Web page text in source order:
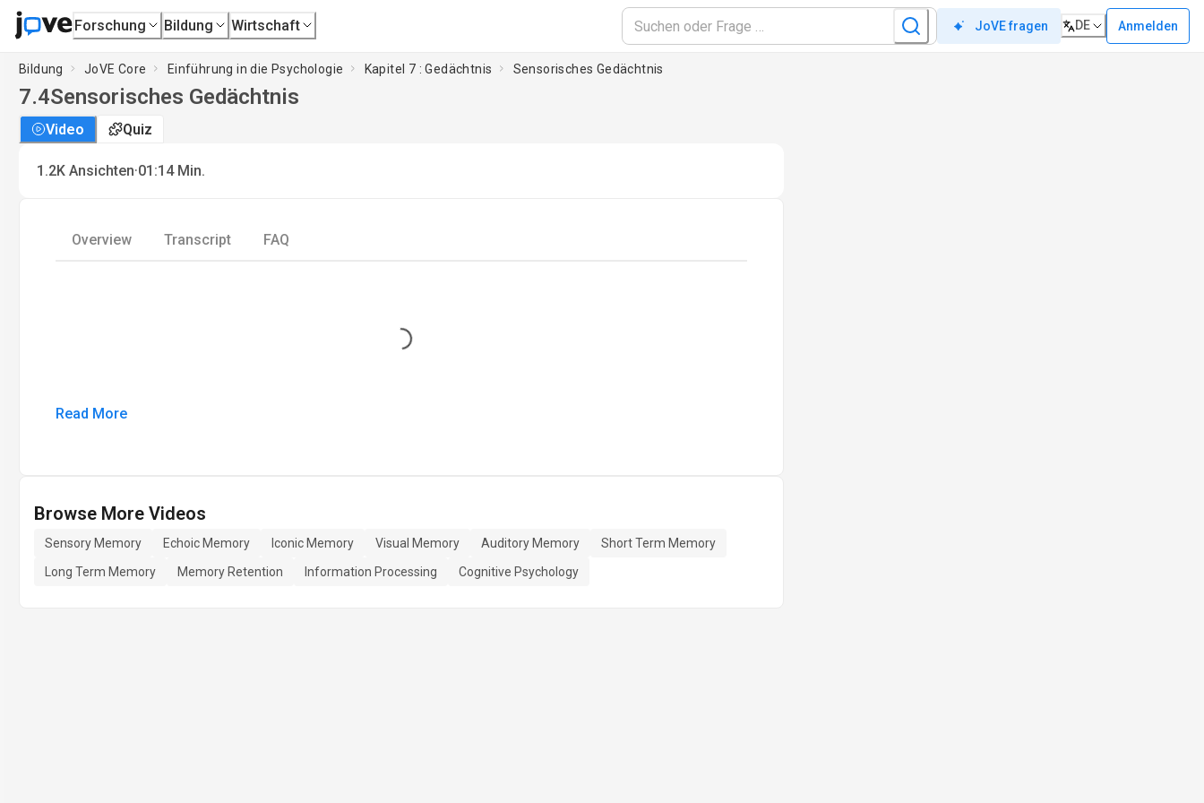
Forschung Bildung Wirtschaft JoVE fragen DE Anmelden
Bildung JoVE Core Einführung in die Psychologie Kapitel 7 : Gedächtnis Sensorisches Gedächtnis
7.4Sensorisches Gedächtnis
Video Quiz
1.2K Ansichten·01:14 Min.
Overview Transcript FAQ
Loading...
Read More
Browse More Videos
Sensory Memory Echoic Memory Iconic Memory Visual Memory Auditory Memory
Short Term Memory
Long Term Memory
Memory Retention Information Processing Cognitive Psychology